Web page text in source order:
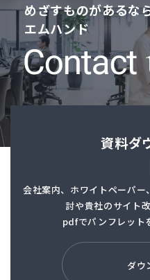
めざすものがあるな
エムハンド
資料ダ
会社案内、ホワイトペーパ
討や貴社のサイト
pdfでパンフレット
ダウ